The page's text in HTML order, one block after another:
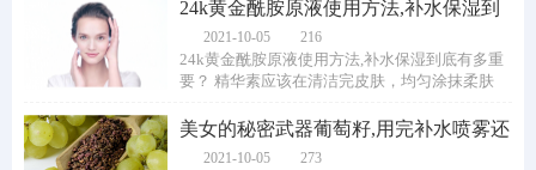
24k黄金酰胺原液使用方法,补水保湿到
底有多重要
2021-10-05 216
24k黄金酰胺原液使用方法,补水保湿到底有多重
要？ 精华素应该在清洁完皮肤，均匀涂抹柔肤
美女的秘密武器葡萄籽,用完补水喷雾还
要不要涂
2021-10-05 273